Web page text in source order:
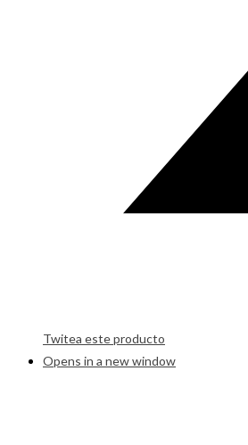
Twitea este producto
Opens in a new window